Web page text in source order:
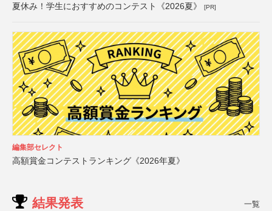
夏休み！学生におすすめのコンテスト《2026夏》 [PR]
編集部セレクト
高額賞金コンテストランキング《2026年夏》
結果発表 一覧